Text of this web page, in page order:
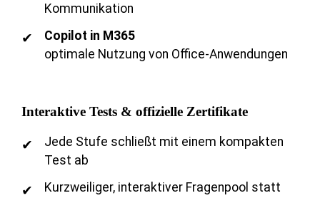
Kommunikation
Copilot in M365
optimale Nutzung von Office-Anwendungen
Interaktive Tests & offizielle Zertifikate
Jede Stufe schließt mit einem kompakten
Test ab
Kurzweiliger, interaktiver Fragenpool statt